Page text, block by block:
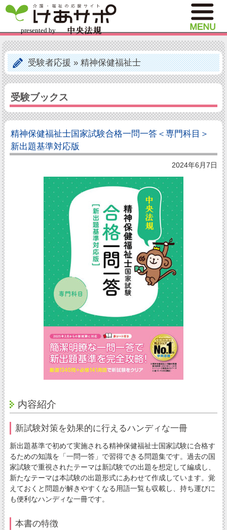
受験者応援»精神保健福祉士
受験ブックス
精神保健福祉士国家試験合格一問一答＜専門科目＞
新出題基準対応版
2024年6月7日
内容紹介
新試験対策を効果的に行えるハンディな一冊
新出題基準で初めて実施される精神保健福祉士国家試験に合格す
るための知識を「一問一答」で習得できる問題集です。過去の国
家試験で重視されたテーマは新試験での出題を想定して編成し、
新たなテーマは本試験の出題形式にあわせて作成しています。覚
えておくと問題が解きやすくなる用語一覧も収載し、持ち運びに
も便利なハンディな一冊です。
本書の特徴